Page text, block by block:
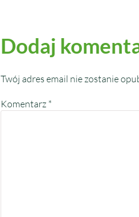
Dodaj
Twój adres email nie zostanie
Komentarz *